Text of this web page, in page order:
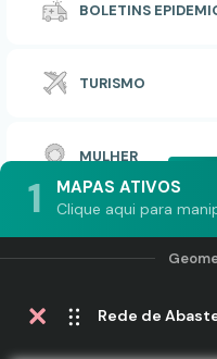
BOLETINS
TURISMO
MULHER
1 MAPAS ATIVOS
Clique aqui para
Rede de